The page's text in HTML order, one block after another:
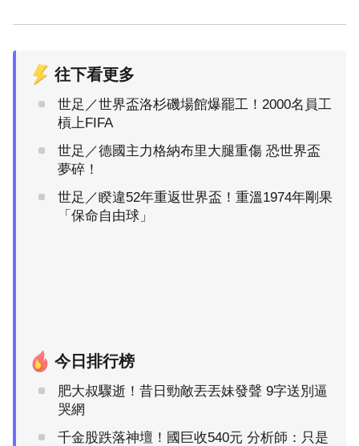
往下看更多
世足／世界盃洛杉磯場館爆罷工！2000名員工
槓上FIFA
世足／德國主力格納布里大腿重傷 恐世界盃
夢碎！
世足／睽違52年重返世界盃！重溫1974年剛果
「保命自由球」
今日排行榜
肥大叔驟逝！昔日勁敵丟丟妹發聲 9字送別逼
哭網
千金股跌落神壇！國巨收540元 分析師：只是